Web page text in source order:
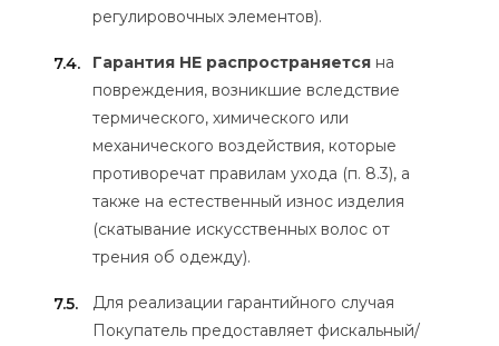
регулировочных элементов).
7.4. Гарантия НЕ распространяется на
повреждения, возникшие вследствие
термического, химического или
механического воздействия, которые
противоречат правилам ухода (п. 8.3), а
также на естественный износ изделия
(скатывание искусственных волос от
трения об одежду).
7.5.
Для реализации гарантийного случая
Покупатель предоставляет фискальный/